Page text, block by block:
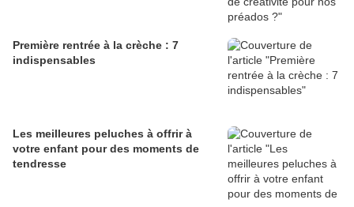
Première rentrée à la crèche : 7
indispensables
Les meilleures peluches à offrir à
votre enfant pour des moments de
tendresse